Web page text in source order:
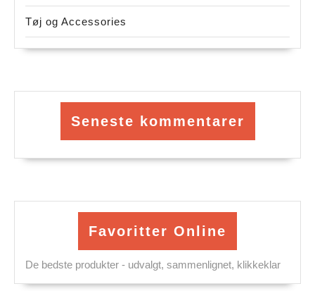
Tøj og Accessories
Seneste kommentarer
Favoritter Online
De bedste produkter - udvalgt, sammenlignet, klikkeklar